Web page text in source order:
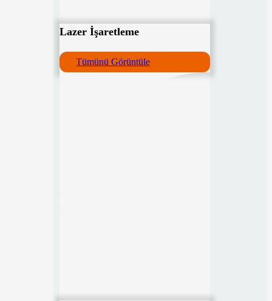
Lazer İşaretleme
Tümünü Görüntüle